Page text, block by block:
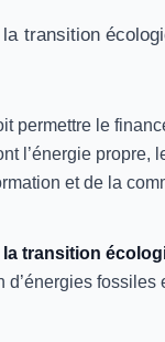
transition
permettre le
l’énergie propre,
et de la
transition